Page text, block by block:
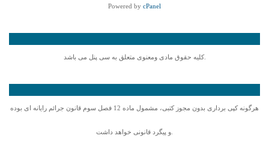
Powered by cPanel
کلیه حقوق مادی ومعنوی متعلق به سی پنل می باشد.
هرگونه کپی برداری بدون مجوز کتبی، مشمول ماده 12 فصل سوم قانون جرائم رایانه ای بوده